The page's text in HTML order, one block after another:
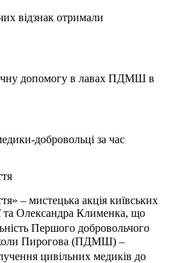
відзнак отримали
допомогу в лавах ПДМШ в
добровольці за час
– мистецька акція київських
та Олександра Клименка, що
Першого добровольчого
Пирогова (ПДМШ) –
цивільних медиків до